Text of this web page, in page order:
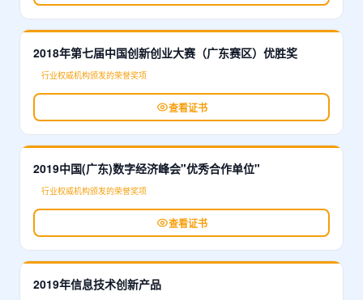
2018年第七届中国创新创业大赛（广东赛区）优胜奖
行业权威机构颁发的荣誉奖项
查看证书
2019中国(广东)数字经济峰会"优秀合作单位"
行业权威机构颁发的荣誉奖项
查看证书
2019年信息技术创新产品